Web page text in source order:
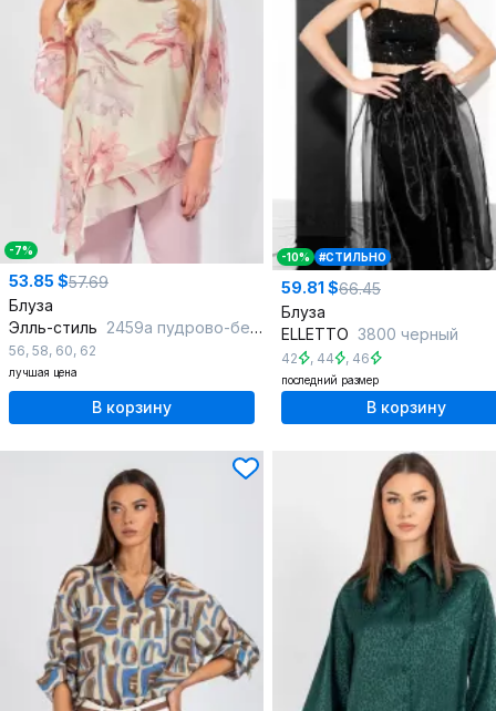
-7%
53.85 $57.69
Блуза
Элль-стиль 2459а пудрово-бежевый
56, 58, 60, 62
лучшая цена
В корзину
-10% #СТИЛЬНО
59.81 $66.45
Блуза
ELLETTO 3800 черный
42 , 44 , 46
последний размер
В корзину